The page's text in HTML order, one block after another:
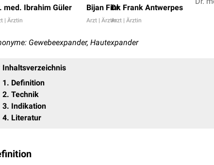
med. Ibrahim Güler
| Ärztin
Bijan Fink
Arzt | Ärztin
Dr. Frank Antwerpes
Arzt | Ärztin
Gewebeexpander, Hautexpander
Inhaltsverzeichnis
1
Definition
2 Technik
3 Indikation
4 Literatur